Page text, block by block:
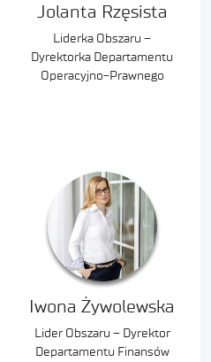
Jolanta Rzęsista
Liderka Obszaru –
Dyrektorka Departamentu
Operacyjno-Prawnego
Iwona Żywolewska
Lider Obszaru – Dyrektor
Departamentu Finansów